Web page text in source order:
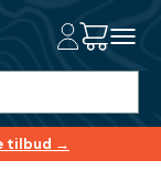
tilbud →